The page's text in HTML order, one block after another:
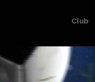
Club
Roster
Shop
Apply